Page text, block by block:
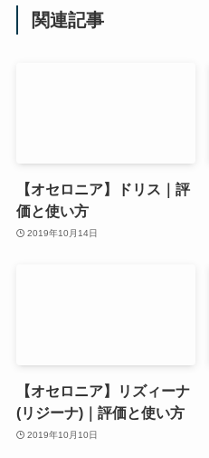
関連記事
【オセロニア】ドリス｜評
価と使い方
2019年10月14日
【オセロニア】リズィーナ
(リジーナ)｜評価と使い方
2019年10月10日